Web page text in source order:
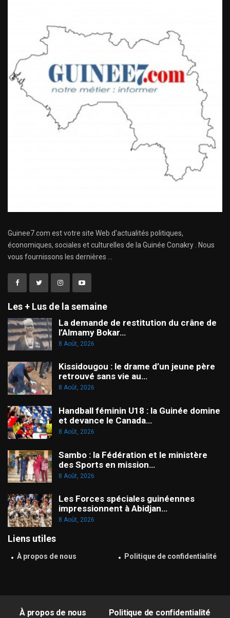
Guinee7.com est votre site Web d'actualités politiques,
économiques, sociales et culturelles de la Guinée Conakry . Nous
vous fournissons les dernières ...
Les + Lus de la semaine
La demande de restitution du crâne de
l’Almamy Bokar…
8 Août, 2026
Kissidougou : le drame d’un jeune père
retrouvé sans vie au…
8 Août, 2026
Handball féminin U18 : la Guinée domine
et devance le Canada…
8 Août, 2026
Sambo : la Fédération et le ministère
des Sports en mission…
8 Août, 2026
Les Forces spéciales guinéennes
impressionnent à Abidjan…
8 Août, 2026
Liens utiles
À propos de nous Politique de confidentialité
À propos de nous Politique de confidentialité